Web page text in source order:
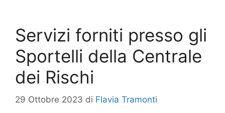
Servizi forniti presso gli
Sportelli della Centrale
dei Rischi
29 Ottobre 2023 di Flavia Tramonti